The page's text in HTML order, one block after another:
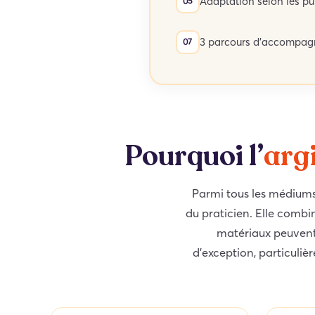
3 parcours
Pourquoi l’
Parmi tous les
du praticien. Elle
matériaux
d’exception,